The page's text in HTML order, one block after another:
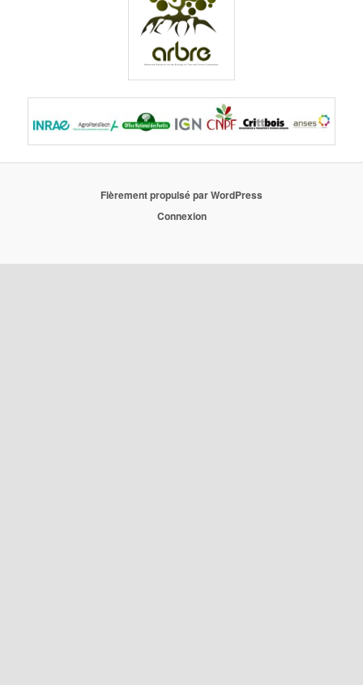
Fièrement propulsé par WordPress
Connexion